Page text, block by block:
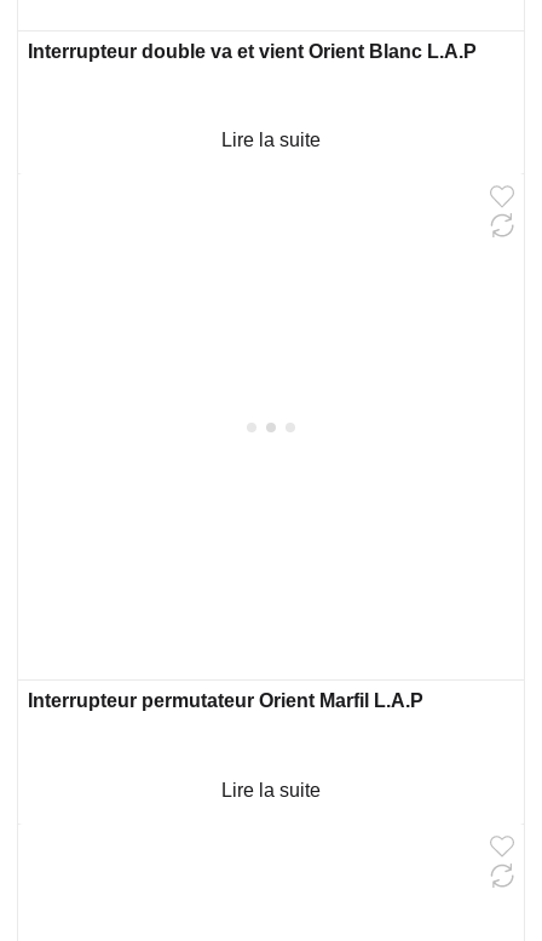
Interrupteur double va et vient Orient Blanc L.A.P
Lire la suite
Interrupteur permutateur Orient Marfil L.A.P
Lire la suite